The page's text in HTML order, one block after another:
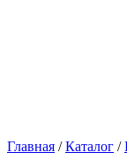
Главная /Каталог /